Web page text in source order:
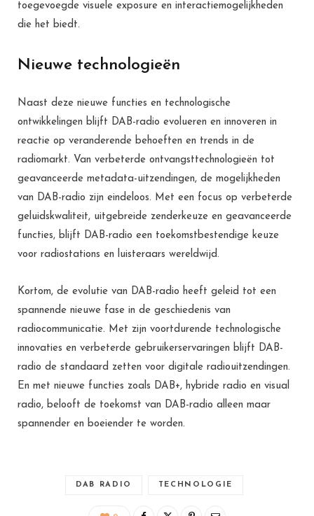
toegevoegde visuele exposure en interactiemogelijkheden
die het biedt.
Nieuwe technologieën
Naast deze nieuwe functies en technologische
ontwikkelingen blijft DAB-radio evolueren en innoveren in
reactie op veranderende behoeften en trends in de
radiomarkt. Van verbeterde ontvangsttechnologieën tot
geavanceerde metadata-uitzendingen, de mogelijkheden
van DAB-radio zijn eindeloos. Met een focus op verbeterde
geluidskwaliteit, uitgebreide zenderkeuze en geavanceerde
functies, blijft DAB-radio een toekomstbestendige keuze
voor radiostations en luisteraars wereldwijd.
Kortom, de evolutie van DAB-radio heeft geleid tot een
spannende nieuwe fase in de geschiedenis van
radiocommunicatie. Met zijn voortdurende technologische
innovaties en verbeterde gebruikerservaringen blijft DAB-
radio de standaard zetten voor digitale radiouitzendingen.
En met nieuwe functies zoals DAB+, hybride radio en visual
radio, belooft de toekomst van DAB-radio alleen maar
spannender en boeiender te worden.
DAB RADIO TECHNOLOGIE